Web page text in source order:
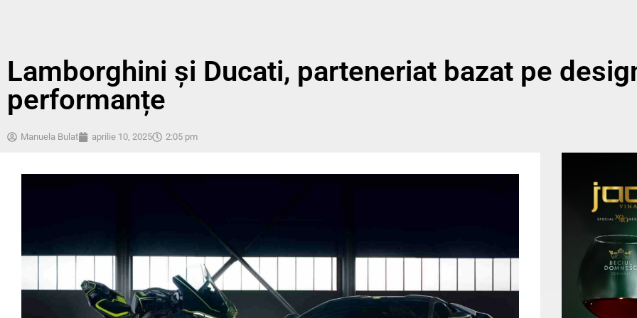
Lamborghini și Ducati, parteneriat bazat pe
performanțe
Manuela Bulat aprilie 10, 2025 2:05 pm